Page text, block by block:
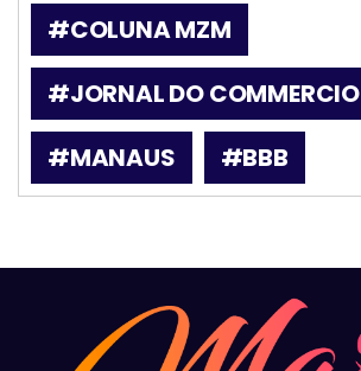
#COLUNA MZM
#JORNAL DO COMMERCIO
#MANAUS
#BBB